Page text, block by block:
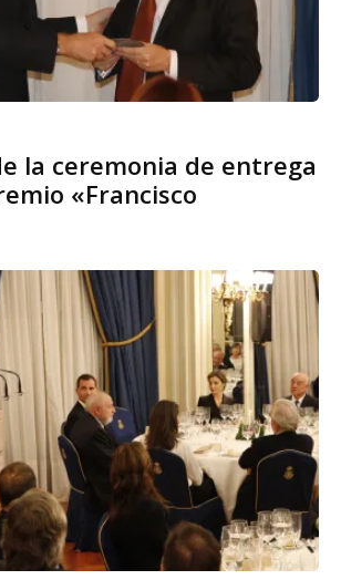
la ceremonia de entrega
«Francisco